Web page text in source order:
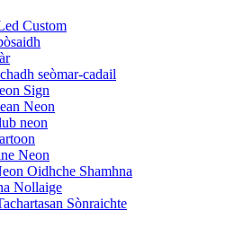
Custom
seòmar-cadail
Sign
Neon
neon
Neon
Oidhche Shamhna
Nollaige
Sònraichte